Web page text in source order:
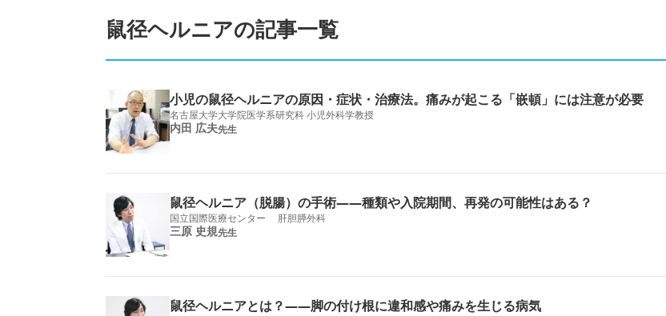
鼠径ヘルニアの記事一覧
小児の鼠径ヘルニアの原因・症状・治療法。痛みが起こる「嵌頓」には注意が必要
名古屋大学大学院医学系研究科 小児外科学教授
内田 広夫先生
鼠径ヘルニア（脱腸）の手術――種類や入院期間、再発の可能性はある？
国立国際医療センター 肝胆膵外科
三原 史規先生
鼠径ヘルニアとは？――脚の付け根に違和感や痛みを生じる病気